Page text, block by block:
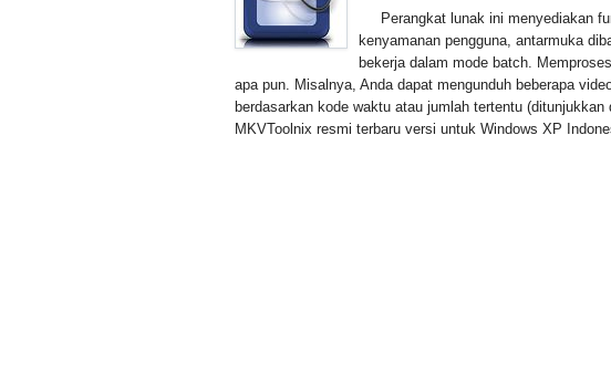
Perangkat lunak ini menyediakan
kenyamanan pengguna, antarmuka
bekerja dalam mode batch.
apa pun. Misalnya, Anda dapat mengunduh beberapa
berdasarkan kode waktu atau jumlah tertentu
MKVToolnix resmi terbaru versi untuk Windows XP